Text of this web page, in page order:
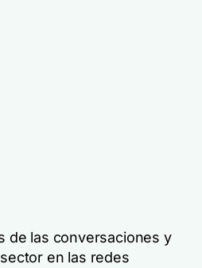
de las conversaciones y
en las redes